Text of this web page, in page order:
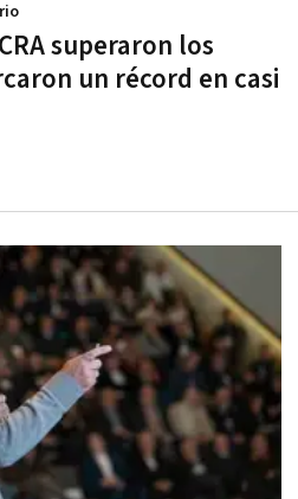
superaron los
un récord en casi